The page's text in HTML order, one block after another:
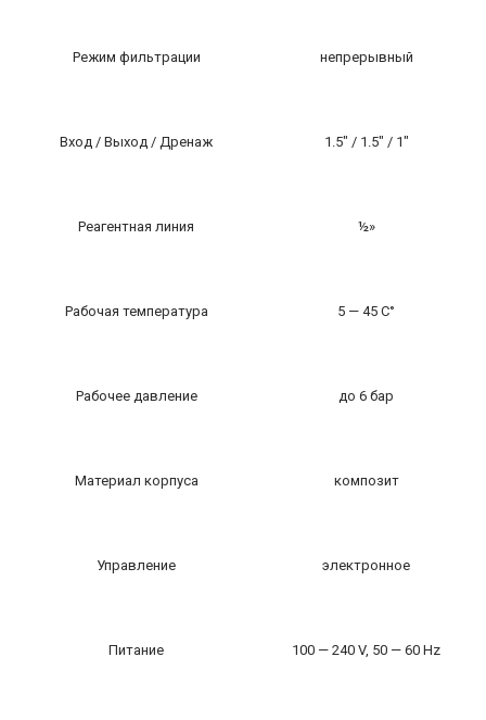
Режим фильтрации непрерывный
Вход / Выход / Дренаж 1.5″ / 1.5″ / 1″
Реагентная линия ½»
Рабочая температура 5 — 45 С°
Рабочее давление до 6 бар
Материал корпуса композит
Управление электронное
Питание 100 — 240 V, 50 — 60 Hz